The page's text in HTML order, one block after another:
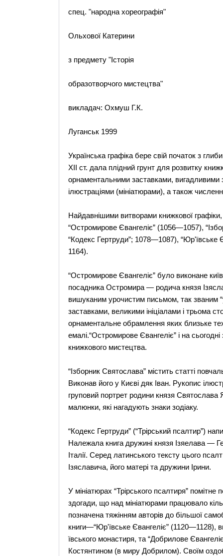
спец. "народна хореографія"
Ольхової Катерини
з предмету "Історія
образотворчого мистецтва"
викладач: Охмуш Г.К.
Луганськ 1999
Українська графіка бере свій початок з
XII ст. дала плідний грунт для розвитку
орнаментальними заставками, вигадливими
ілюстраціями (мініатюрами), а також
Найдавнішими витворами книжкової
“Остромирове Євангеліє” (1056—1057),
“Кодекс Гертруди”; 1078—1087), “Юр'ївське
1164).
“Остромирове Євангеліє” було виконане
посадника Остромира — родича князя
вишуканим урочистим письмом, так званим
заставками, великими ініціалами і трьома
орнаментальне обрамлення яких близьке
емалі.“Остромирове Євангеліє” і на
книжкового мистецтва.
“Ізборник Святослава” містить статті
Виконав його у Києві дяк Іван. Рукопис
груповий портрет родини князя Святослава
малюнки, які нагадують знаки зодіаку.
“Кодекс Гертруди” (“Трірський псалтир”)
Належала книга дружині князя Ізяелава —
Італії. Серед латинського тексту цього
Ізяславича, його матері та дружини Ірини.
У мініатюрах “Трірського псалтиря”
здогади, що над мініатюрами працювало
позначена тяжінням авторів до більшої
книги—“Юр'ївське Євангеліє”
ївського монастиря, та “Добрилове
Костянтином (в миру Добрилом). Своїм